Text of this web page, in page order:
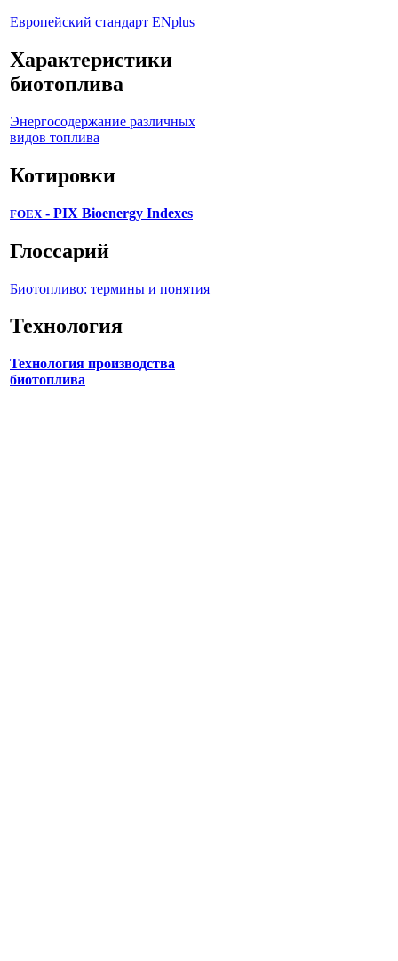
Европейский стандарт ENplus
Характеристики
биотоплива
Энергосодержание различных
видов топлива
Котировки
FOEX - PIX Bioenergy Indexes
Глоссарий
Биотопливо: термины и понятия
Технология
Технология производства
биотоплива